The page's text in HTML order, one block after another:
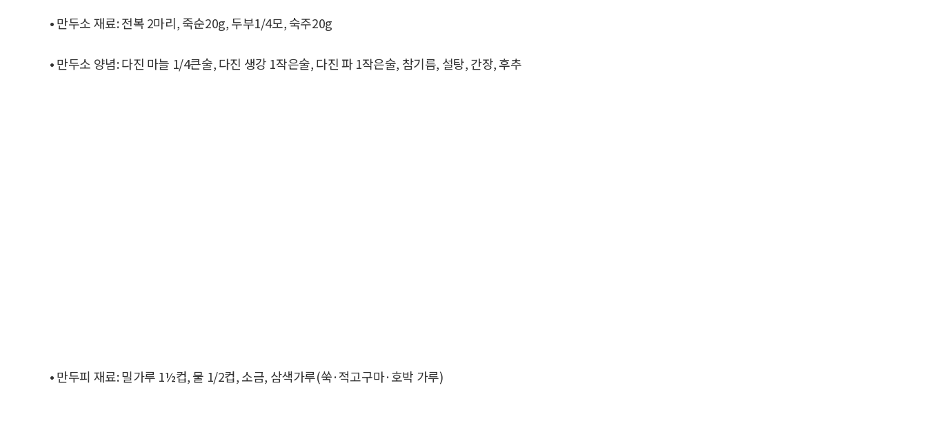
• 만두소 재료: 전복 2마리, 죽순20g, 두부1/4모, 숙주20g
• 만두소 양념: 다진 마늘 1/4큰술, 다진 생강 1작은술, 다진 파 1작은술, 참기름, 설탕, 간장, 후추
• 만두피 재료: 밀가루 1½컵, 물 1/2컵, 소금, 삼색가루(쑥·적고구마·호박 가루)